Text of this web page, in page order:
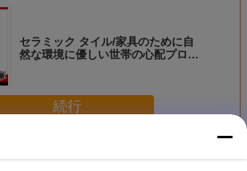
セラミック タイル/家具のために自
然な環境に優しい世帯の心配プロダ
続行
ダクト